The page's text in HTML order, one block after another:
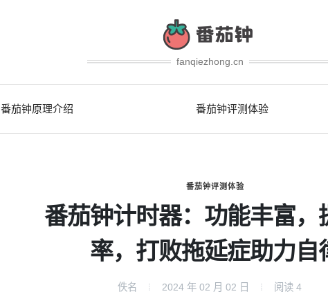
fanqiezhong.cn
番茄钟原理介绍 番茄钟评测体验
番茄钟评测体验
番茄钟计时器：功能丰富，
率，打败拖延症助力自
佚名 2024 年 02 月 02 日 阅读 4